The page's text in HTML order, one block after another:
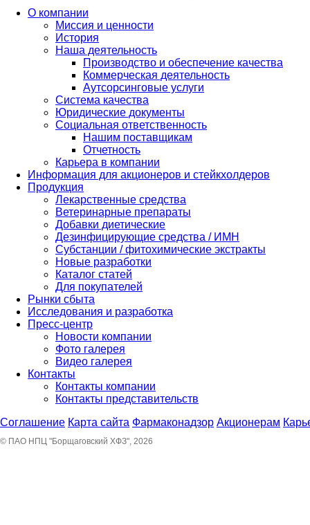
О компании
Миссия и ценности
История
Наша деятельность
Производство и обеспечение качества
Коммерческая деятельность
Аутсорсинговые услуги
Система качества
Юридические документы
Социальная ответственность
Нашим поставщикам
Отчетность
Карьера в компании
Информация для акционеров и стейкхолдеров
Продукция
Лекарственные средства
Ветеринарные препараты
Добавки диетические
Дезинфицирующие средства / ИМН
Субстанции / фитохимические экстракты
Новые разработки
Каталог статей
Для покупателей
Рынки сбыта
Исследования и разработка
Пресс-центр
Новости компании
Фото галерея
Видео галерея
Контакты
Контакты компании
Контакты представительств
Соглашение Карта сайта Фармаконадзор Акционерам
© ПАО НПЦ "Борщаговский ХФЗ", 2026